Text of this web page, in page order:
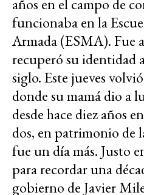
años en el campo de
funcionaba en la
Armada (ESMA). Fue
recuperó su identidad
siglo. Este jueves
donde su mamá dio a
desde hace diez años
dos, en patrimonio
fue un día más. Justo
para recordar una
gobierno de Javier